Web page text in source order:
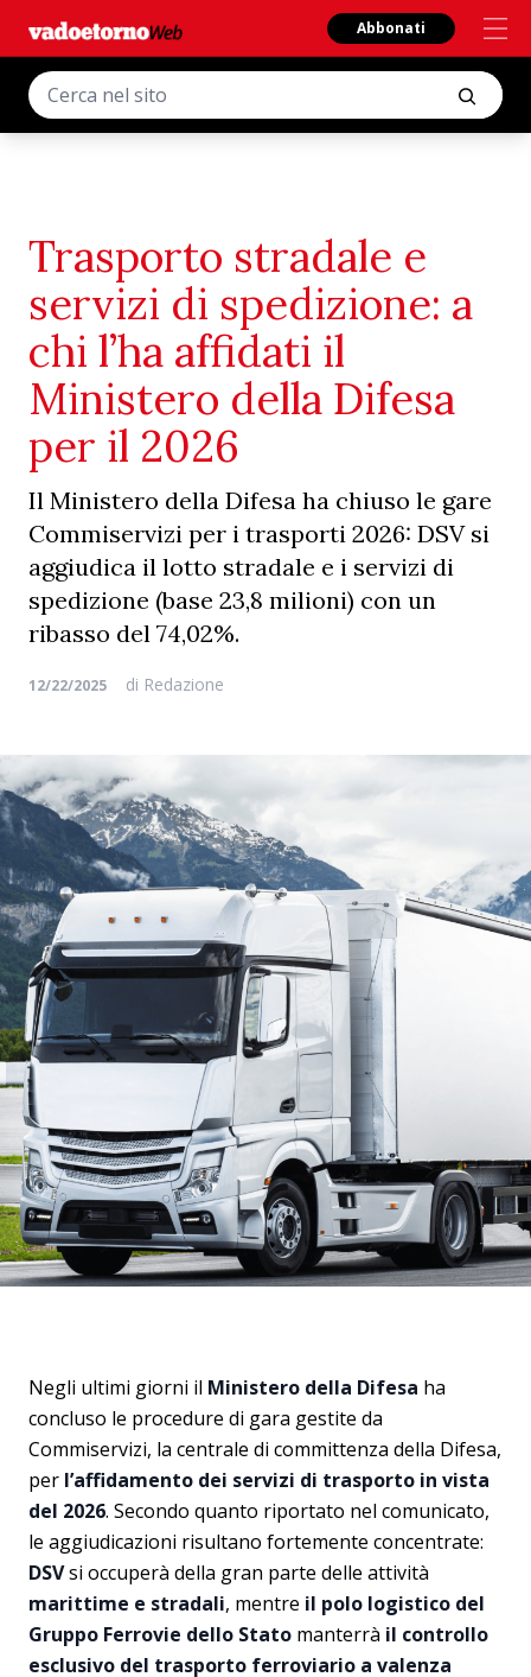
Abbonati
Trasporto stradale e
servizi di spedizione: a
chi l’ha affidati il
Ministero della Difesa
per il 2026
Il Ministero della Difesa ha chiuso le gare
Commiservizi per i trasporti 2026: DSV si
aggiudica il lotto stradale e i servizi di
spedizione (base 23,8 milioni) con un
ribasso del 74,02%.
12/22/2025 di Redazione
Negli ultimi giorni il Ministero della Difesa ha
concluso le procedure di gara gestite da
Commiservizi, la centrale di committenza della Difesa,
per l’affidamento dei servizi di trasporto in vista
del 2026. Secondo quanto riportato nel comunicato,
le aggiudicazioni risultano fortemente concentrate:
DSVsi occuperà della gran parte delle attività
marittime e stradali, mentre il polo logistico del
Gruppo Ferrovie dello Stato manterrà il controllo
esclusivo del trasporto ferroviario a valenza